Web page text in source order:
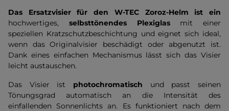
Das Ersatzvisier für den W-TEC Zoroz-Helm ist
ein
hochwertiges, selbsttönendes Plexiglas mit einer
speziellen Kratzschutzbeschichtung und eignet sich ideal,
wenn das Originalvisier beschädigt oder abgenutzt ist.
Dank eines einfachen Mechanismus lässt sich das Visier
leicht austauschen.
Das Visier ist photochromatisch und passt seinen
Tönungsgrad automatisch an die Intensität des
einfallenden Sonnenlichts an. Es funktioniert nach dem